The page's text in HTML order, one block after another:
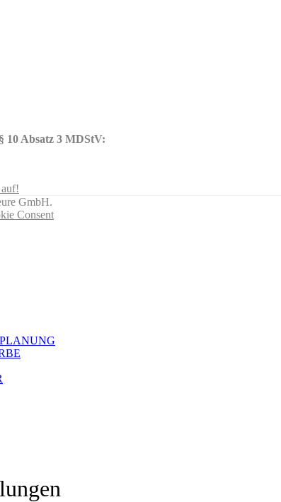
10 Absatz 3 MDStV:
GmbH.
Consent